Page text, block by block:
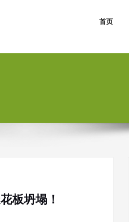
首页
板坍塌！